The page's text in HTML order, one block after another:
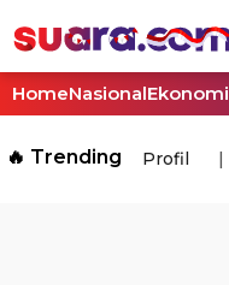
HomeNasionalEkonomi
🔥 Trending Profil